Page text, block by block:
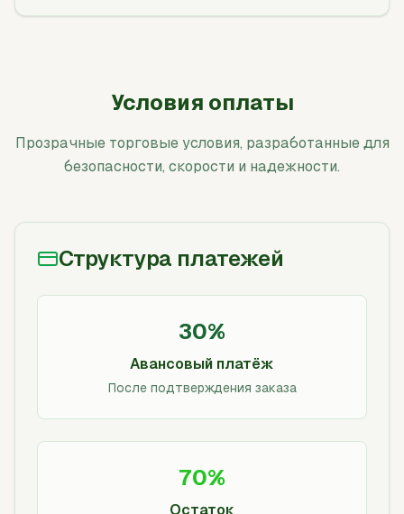
Условия оплаты
Прозрачные торговые условия, разработанные для
безопасности, скорости и надежности.
Структура платежей
30%
Авансовый платёж
После подтверждения заказа
70%
Остаток